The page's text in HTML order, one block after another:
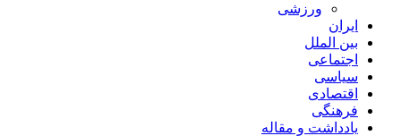
ورزشی
ایران
بین الملل
اجتماعی
سیاسی
اقتصادی
فرهنگی
یادداشت و مقاله